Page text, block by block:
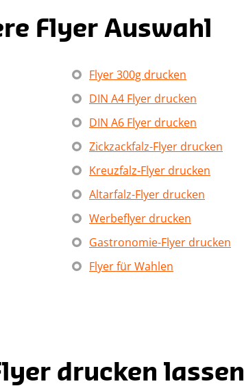
Flyer Auswahl
Flyer 300g drucken
DIN A4 Flyer drucken
DIN A6 Flyer drucken
Zickzackfalz-Flyer drucken
Kreuzfalz-Flyer drucken
Altarfalz-Flyer drucken
Werbeflyer drucken
Gastronomie-Flyer drucken
Flyer für Wahlen
drucken lassen